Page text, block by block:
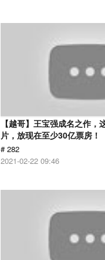
【越哥】王宝强成名之作，
片，放现在至少30亿票房！
# 282
2021-02-22 09:46